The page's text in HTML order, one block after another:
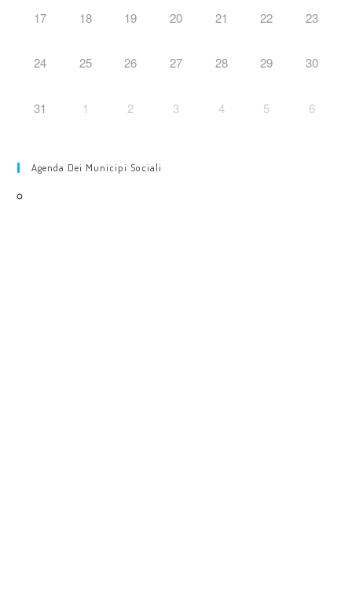
17 18 19 20 21 22 23
24 25 26 27 28 29 30
31 1 2 3 4 5 6
Agenda Dei Municipi Sociali